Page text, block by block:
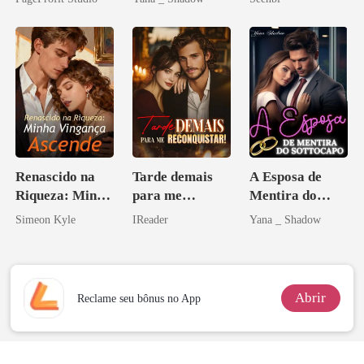
Renascido na
Riqueza: Minha
Vingança
Simeon Kyle
Tarde demais
para me
reconquistar!
IReader
A Esposa de
Mentira do
Sottocapo
Yana _ Shadow
Reclame seu bônus no App Abrir